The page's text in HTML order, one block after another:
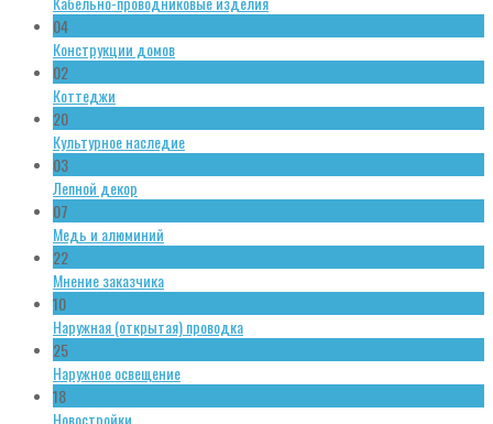
04
Конструкции домов
02
Коттеджи
20
Культурное наследие
03
Лепной декор
07
Медь и алюминий
22
Мнение заказчика
10
Наружная (открытая) проводка
25
Наружное освещение
18
Новостройки